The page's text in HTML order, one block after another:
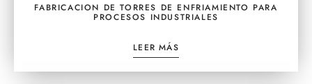
FABRICACION DE TORRES DE ENFRIAMIENTO PARA
PROCESOS INDUSTRIALES
LEER MÁS